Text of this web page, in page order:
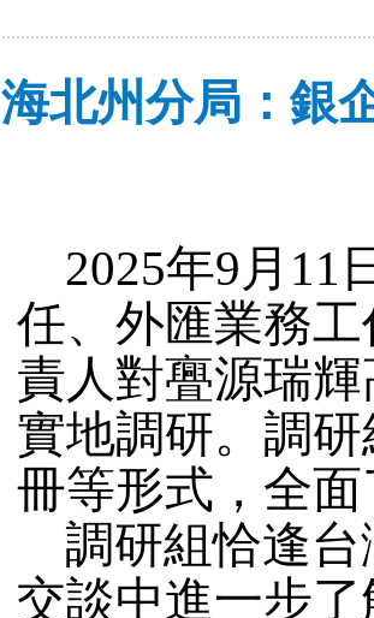
海北州分局：銀
2025年9月11
任、外匯業務
責人對亹源瑞
實地調研。調
冊等形式，全
調研組恰逢
交談中進一步